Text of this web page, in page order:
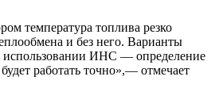
температура топлива резко
и без него. Варианты
использовании ИНС — определение
работать точно»,— отмечает